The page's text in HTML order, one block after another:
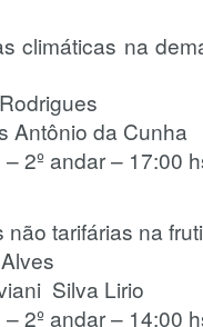
climáticas na
Antônio da Cunha
2º andar – 17:00
tarifárias na
Silva Lirio
2º andar – 14:00